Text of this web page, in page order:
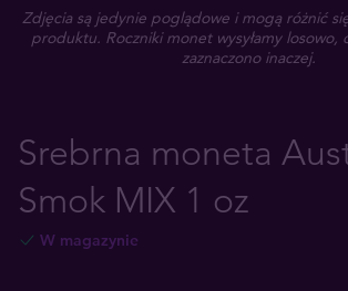
Zdjęcia są jedynie poglądowe i mogą różnić
produktu. Roczniki monet wysyłamy losowo,
zaznaczono inaczej.
Srebrna moneta
Smok MIX 1 oz
W magazynie